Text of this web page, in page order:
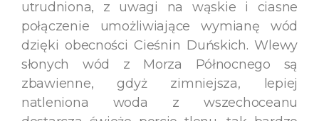
utrudniona, z uwagi na wąskie i ciasne
połączenie umożliwiające wymianę wód
dzięki obecności Cieśnin Duńskich. Wlewy
słonych wód z Morza Północnego są
zbawienne, gdyż zimniejsza, lepiej
natleniona woda z wszechoceanu